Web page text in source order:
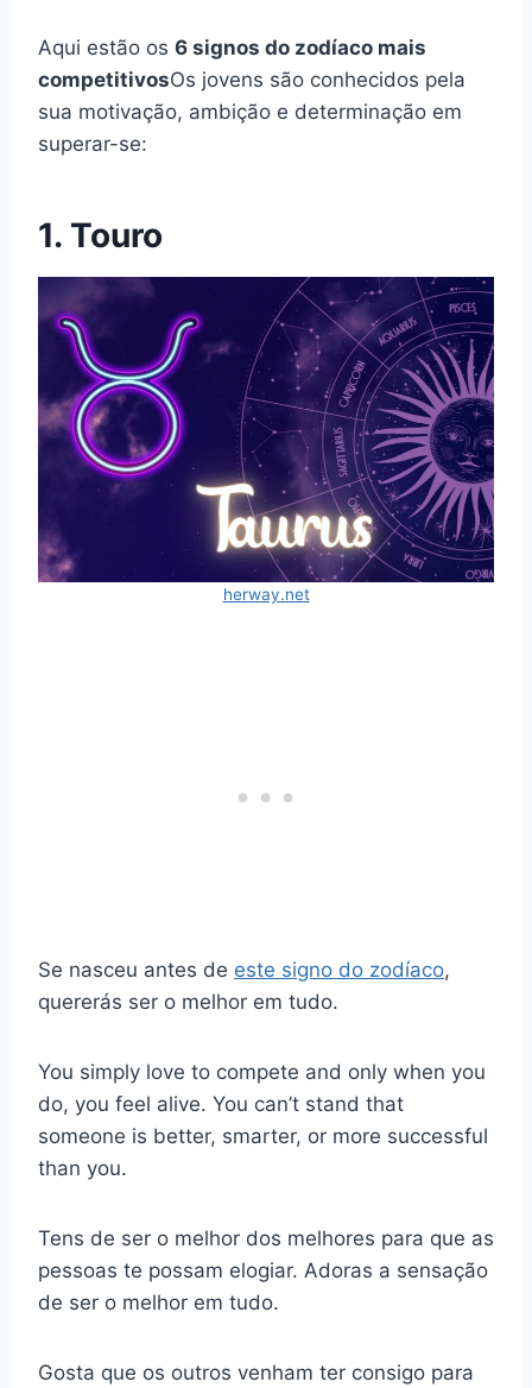
Aqui estão os 6 signos do zodíaco mais
competitivosOs jovens são conhecidos pela
sua motivação, ambição e determinação em
superar-se:
1. Touro
herway.net
Se nasceu antes de este signo do zodíaco,
quererás ser o melhor em tudo.
You simply love to compete and only when you
do, you feel alive. You can’t stand that
someone is better, smarter, or more successful
than you.
Tens de ser o melhor dos melhores para que as
pessoas te possam elogiar. Adoras a sensação
de ser o melhor em tudo.
Gosta que os outros venham ter consigo para